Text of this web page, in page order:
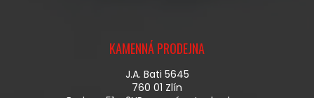
Í
P
R
V
KAMENNÁ PRODEJNA
J.A. Bati 5645
760 01 Zlín